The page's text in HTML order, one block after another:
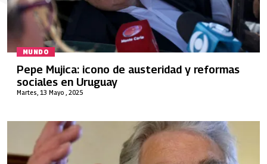
MUNDO
Martes, 13 Mayo , 2025
Pepe Mujica: icono de austeridad y reformas
sociales en Uruguay